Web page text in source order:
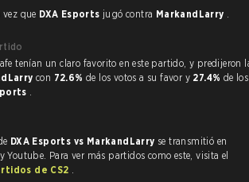
que DXA Esports jugó contra MarkandLarry .
la
con 72.6% de los votos a su favor y 27.4% de los
.
DXA Esports vs MarkandLarry se transmitió en
Youtube. Para ver más partidos como este, visita el
de CS2 .